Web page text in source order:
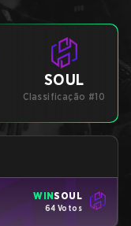
SOUL
Classificação #10
WINSOUL
64 Votos